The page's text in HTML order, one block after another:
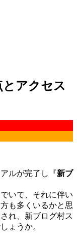
アクセス
ルが完了し『新ブ
いて、それに伴い
も多くいるかと思
れ、新ブログ村ス
ょうか。